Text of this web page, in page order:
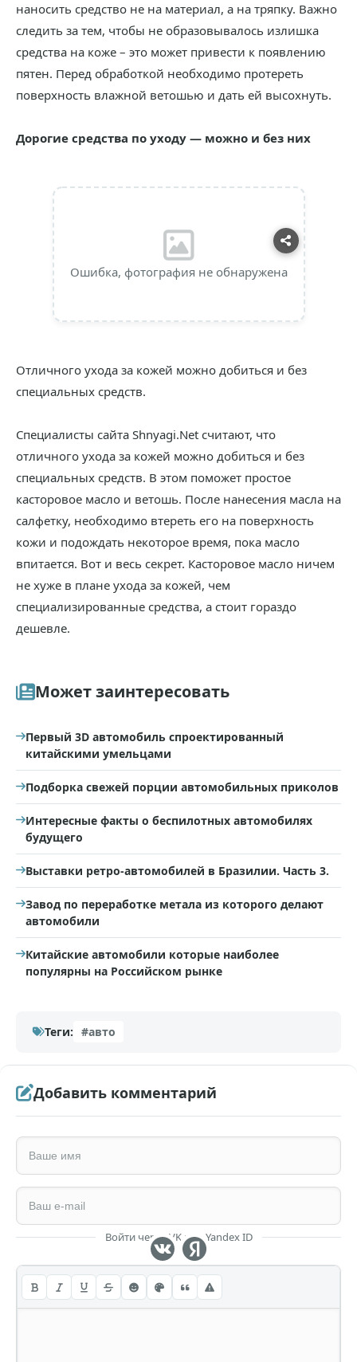
наносить средство не на материал, а на тряпку. Важно
следить за тем, чтобы не образовывалось излишка
средства на коже – это может привести к появлению
пятен. Перед обработкой необходимо протереть
поверхность влажной ветошью и дать ей высохнуть.
Дорогие средства по уходу — можно и без них
Ошибка, фотография не обнаружена
Отличного ухода за кожей можно добиться и без
специальных средств.
Специалисты сайта Shnyagi.Net считают, что
отличного ухода за кожей можно добиться и без
специальных средств. В этом поможет простое
касторовое масло и ветошь. После нанесения масла на
салфетку, необходимо втереть его на поверхность
кожи и подождать некоторое время, пока масло
впитается. Вот и весь секрет. Касторовое масло ничем
не хуже в плане ухода за кожей, чем
специализированные средства, а стоит гораздо
дешевле.
Может заинтересовать
Первый 3D автомобиль спроектированный
китайскими умельцами
Подборка свежей порции автомобильных приколов
Интересные факты о беспилотных автомобилях
будущего
Выставки ретро-автомобилей в Бразилии. Часть 3.
Завод по переработке метала из которого делают
автомобили
Китайские автомобили которые наиболее
популярны на Российском рынке
Теги: #авто
Добавить комментарий
Войти через VK или Yandex ID